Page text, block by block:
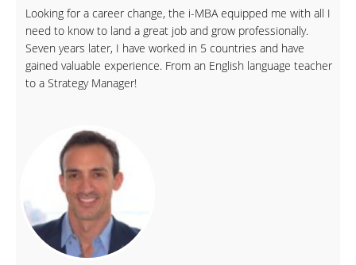
Looking for a career change, the i-MBA equipped me with all I
need to know to land a great job and grow professionally.
Seven years later, I have worked in 5 countries and have
gained valuable experience. From an English language teacher
to a Strategy Manager!